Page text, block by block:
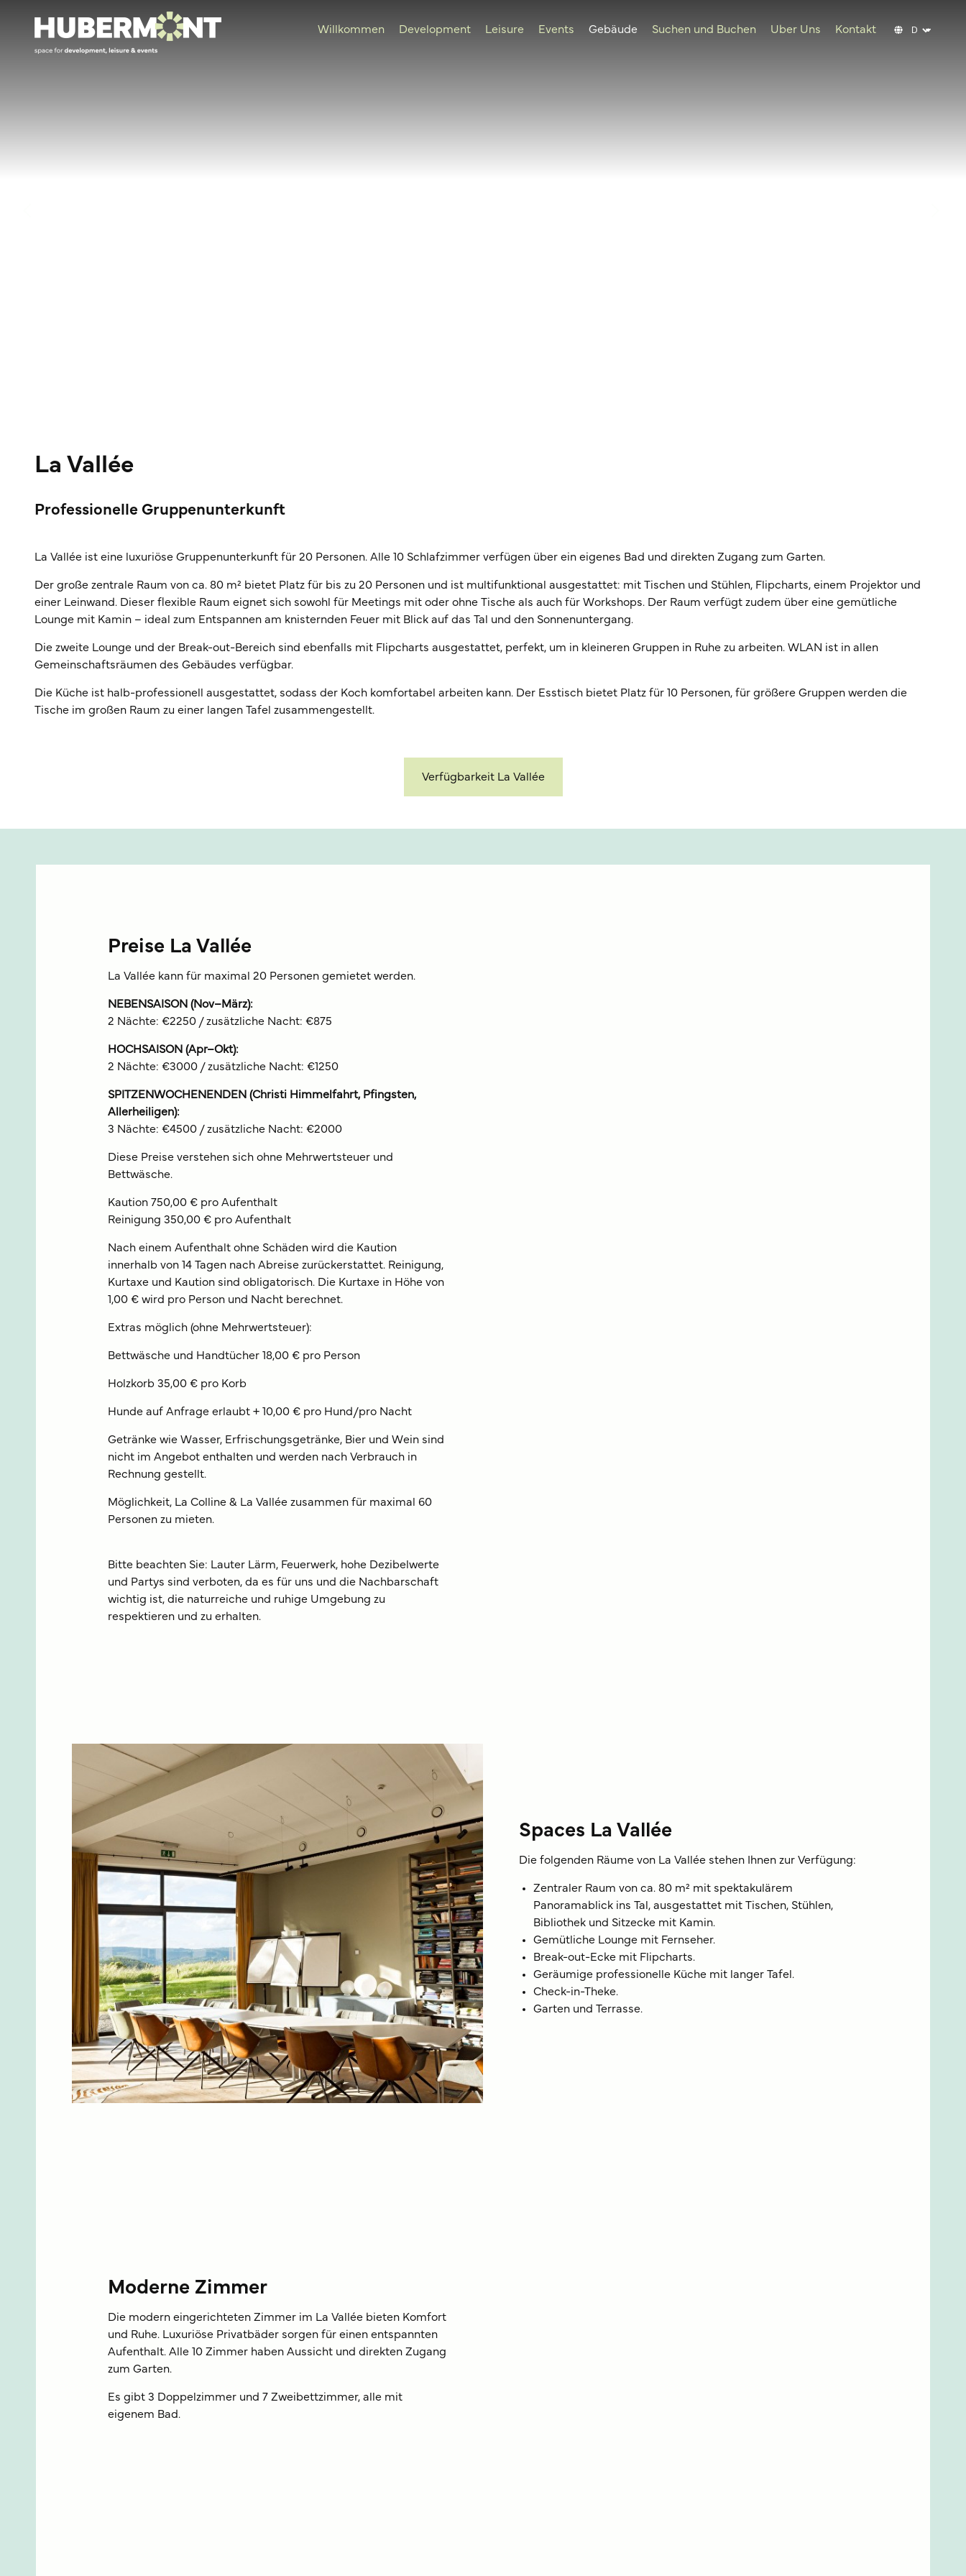
Willkommen Development Leisure Events Gebäude Suchen und Buchen Uber Uns Kontakt
La Vallée
Professionelle Gruppenunterkunft
La Vallée ist eine luxuriöse Gruppenunterkunft für 20 Personen. Alle 10 Schlafzimmer verfügen über ein eigenes Bad und direkten Zugang zum Garten.
Der große zentrale Raum von ca. 80 m² bietet Platz für bis zu 20 Personen und ist multifunktional ausgestattet: mit Tischen und Stühlen, Flipcharts, einem Projektor und
einer Leinwand. Dieser flexible Raum eignet sich sowohl für Meetings mit oder ohne Tische als auch für Workshops. Der Raum verfügt zudem über eine gemütliche
Lounge mit Kamin – ideal zum Entspannen am knisternden Feuer mit Blick auf das Tal und den Sonnenuntergang.
Die zweite Lounge und der Break-out-Bereich sind ebenfalls mit Flipcharts ausgestattet, perfekt, um in kleineren Gruppen in Ruhe zu arbeiten. WLAN ist in allen
Gemeinschaftsräumen des Gebäudes verfügbar.
Die Küche ist halb-professionell ausgestattet, sodass der Koch komfortabel arbeiten kann. Der Esstisch bietet Platz für 10 Personen, für größere Gruppen werden die
Tische im großen Raum zu einer langen Tafel zusammengestellt.
Verfügbarkeit La Vallée
Preise La Vallée
La Vallée kann für maximal 20 Personen gemietet werden.
NEBENSAISON (Nov–März):
2 Nächte: €2250 / zusätzliche Nacht: €875
HOCHSAISON (Apr–Okt):
2 Nächte: €3000 / zusätzliche Nacht: €1250
SPITZENWOCHENENDEN (Christi Himmelfahrt, Pfingsten,
Allerheiligen):
3 Nächte: €4500 / zusätzliche Nacht: €2000
Diese Preise verstehen sich ohne Mehrwertsteuer und
Bettwäsche.
Kaution 750,00 € pro Aufenthalt
Reinigung 350,00 € pro Aufenthalt
Nach einem Aufenthalt ohne Schäden wird die Kaution
innerhalb von 14 Tagen nach Abreise zurückerstattet. Reinigung,
Kurtaxe und Kaution sind obligatorisch. Die Kurtaxe in Höhe von
1,00 € wird pro Person und Nacht berechnet.
Extras möglich (ohne Mehrwertsteuer):
Bettwäsche und Handtücher 18,00 € pro Person
Holzkorb 35,00 € pro Korb
Hunde auf Anfrage erlaubt + 10,00 € pro Hund/pro Nacht
Getränke wie Wasser, Erfrischungsgetränke, Bier und Wein sind
nicht im Angebot enthalten und werden nach Verbrauch in
Rechnung gestellt.
Möglichkeit, La Colline & La Vallée zusammen für maximal 60
Personen zu mieten.
Bitte beachten Sie: Lauter Lärm, Feuerwerk, hohe Dezibelwerte
und Partys sind verboten, da es für uns und die Nachbarschaft
wichtig ist, die naturreiche und ruhige Umgebung zu
respektieren und zu erhalten.
Spaces La Vallée
Die folgenden Räume von La Vallée stehen Ihnen zur Verfügung:
Zentraler Raum von ca. 80 m² mit spektakulärem
Panoramablick ins Tal, ausgestattet mit Tischen, Stühlen,
Bibliothek und Sitzecke mit Kamin.
Gemütliche Lounge mit Fernseher.
Break-out-Ecke mit Flipcharts.
Geräumige professionelle Küche mit langer Tafel.
Check-in-Theke.
Garten und Terrasse.
Moderne Zimmer
Die modern eingerichteten Zimmer im La Vallée bieten Komfort
und Ruhe. Luxuriöse Privatbäder sorgen für einen entspannten
Aufenthalt. Alle 10 Zimmer haben Aussicht und direkten Zugang
zum Garten.
Es gibt 3 Doppelzimmer und 7 Zweibettzimmer, alle mit
eigenem Bad.